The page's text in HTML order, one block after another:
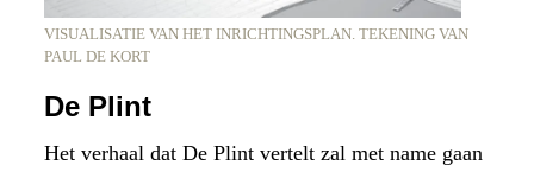
VISUALISATIE VAN HET INRICHTINGSPLAN. TEKENING VAN
PAUL DE KORT
De Plint
Het verhaal dat De Plint vertelt zal met name gaan